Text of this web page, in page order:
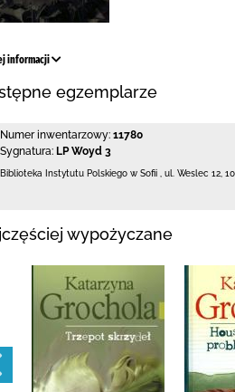
informacji
egzemplarze
Numer inwentarzowy: 11780
Sygnatura: LP Woyd 3
Biblioteka Instytutu Polskiego w Sofii ul. Weslec 12
wypożyczane